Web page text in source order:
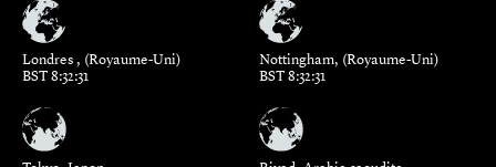
Londres , (Royaume-Uni)
BST 8:32:32
Nottingham, (Royaume-Uni)
BST 8:32:32